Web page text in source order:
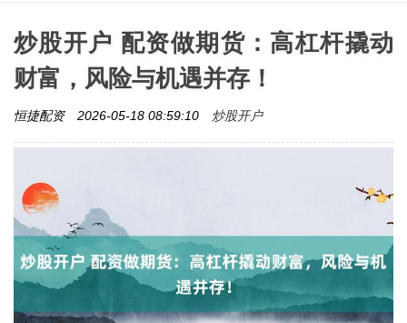
炒股开户 配资做期货：高杠杆撬动
财富，风险与机遇并存！
恒捷配资 2026-05-18 08:59:10 炒股开户